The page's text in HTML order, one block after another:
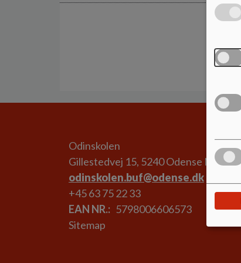
Odinskolen
Gillestedvej 15, 5240 Odense NØ
odinskolen.buf@odense.dk
+45 63 75 22 33
EAN NR.
5798006606573
Sitemap